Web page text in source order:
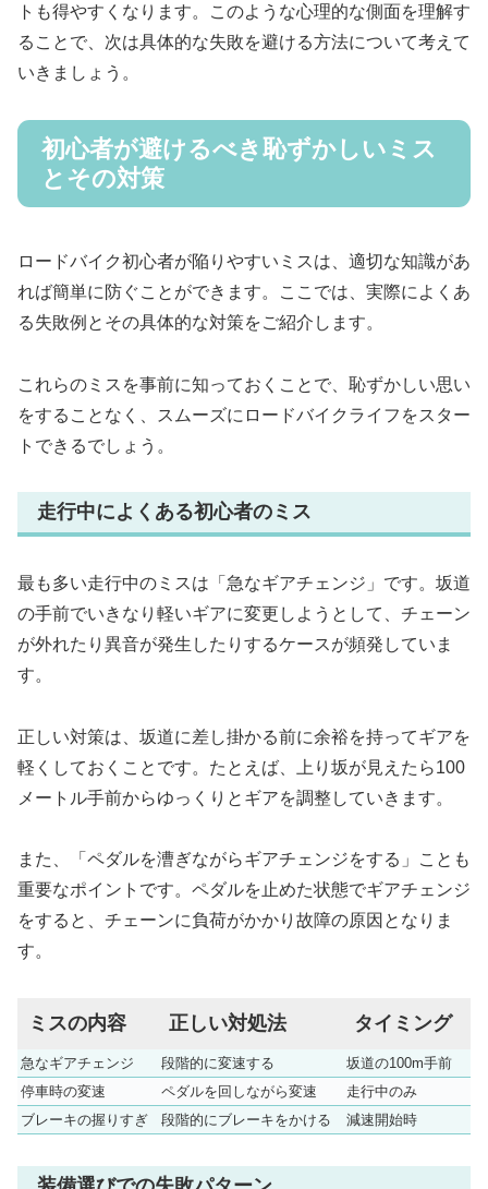
トも得やすくなります。このような心理的な側面を理解す
ることで、次は具体的な失敗を避ける方法について考えて
いきましょう。
初心者が避けるべき恥ずかしいミス
とその対策
ロードバイク初心者が陥りやすいミスは、適切な知識があ
れば簡単に防ぐことができます。ここでは、実際によくあ
る失敗例とその具体的な対策をご紹介します。
これらのミスを事前に知っておくことで、恥ずかしい思い
をすることなく、スムーズにロードバイクライフをスター
トできるでしょう。
走行中によくある初心者のミス
最も多い走行中のミスは「急なギアチェンジ」です。坂道
の手前でいきなり軽いギアに変更しようとして、チェーン
が外れたり異音が発生したりするケースが頻発していま
す。
正しい対策は、坂道に差し掛かる前に余裕を持ってギアを
軽くしておくことです。たとえば、上り坂が見えたら100
メートル手前からゆっくりとギアを調整していきます。
また、「ペダルを漕ぎながらギアチェンジをする」ことも
重要なポイントです。ペダルを止めた状態でギアチェンジ
をすると、チェーンに負荷がかかり故障の原因となりま
す。
ミスの内容 正しい対処法 タイミング
急なギアチェンジ 段階的に変速する
坂道の100m手前
停車時の変速
ペダルを回しながら変速
走行中のみ
ブレーキの握りすぎ
段階的にブレーキをかける 減速開始時